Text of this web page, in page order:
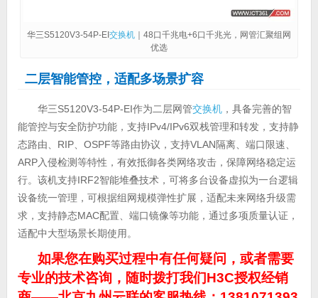
华三S5120V3-54P-EI交换机｜48口千兆电+6口千兆光，网管汇聚组网
优选
二层智能管控，适配多场景扩容
华三S5120V3-54P-EI作为二层网管交换机，具备完善的智
能管控与安全防护功能，支持IPv4/IPv6双栈管理和转发，支持静
态路由、RIP、OSPF等路由协议，支持VLAN隔离、端口限速、
ARP入侵检测等特性，有效抵御各类网络攻击，保障网络稳定运
行。该机支持IRF2智能堆叠技术，可将多台设备虚拟为一台逻辑
设备统一管理，可根据组网规模弹性扩展，适配未来网络升级需
求，支持静态MAC配置、端口镜像等功能，通过多项质量认证，
适配中大型场景长期使用。
如果您在购买过程中有任何疑问，或者需要
专业的技术咨询，随时拨打我们H3C授权经销